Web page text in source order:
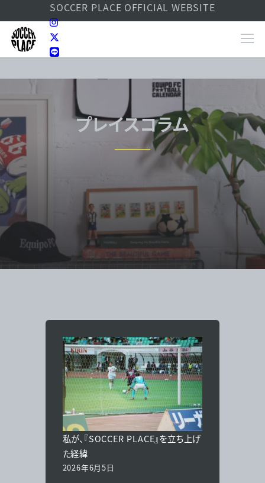
SOCCER PLACE OFFICIAL WEBSITE
プレイスコラム
私が、『SOCCER PLACE』を立ち上げ
た経緯
2026年6月5日